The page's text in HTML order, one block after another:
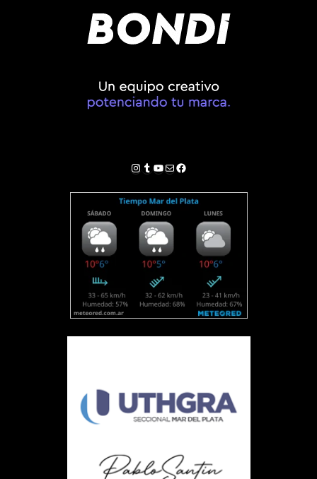
Instagram
Tumblr
YouTube
Correo electrónico
Facebook